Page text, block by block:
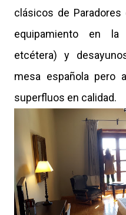
clásicos de
equipamiento en la
etcétera) y
mesa española pero
superfluos en calidad.